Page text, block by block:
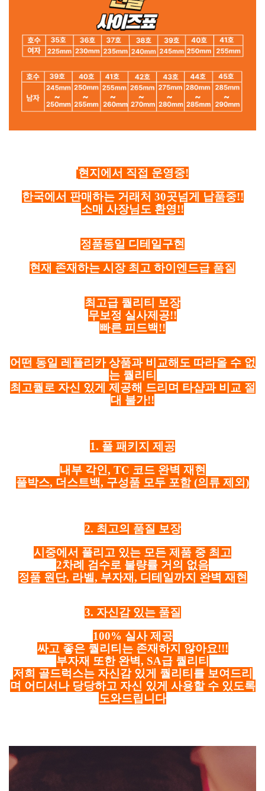
현지에서 직접 운영중!
한국에서 판매하는 거래처 30곳넘게 납품중!!
소매 사장님도 환영!!
정품동일 디테일구현
현재 존재하는 시장 최고 하이엔드급 품질
최고급 퀄리티 보장
무보정 실사제공!!
빠른 피드백!!
어떤 동일 레플리카 상품과 비교해도 따라올 수 없
는 퀄리티
최고퀄로 자신 있게 제공해 드리며 타샵과 비교 절
대 불가!!
1. 풀 패키지 제공
내부 각인, TC 코드 완벽 재현
풀박스, 더스트백, 구성품 모두 포함 (의류 제외)
2. 최고의 품질 보장
시중에서 풀리고 있는 모든 제품 중 최고
2차례 검수로 불량률 거의 없음
정품 원단, 라벨, 부자재, 디테일까지 완벽 재현
3. 자신감 있는 품질
100% 실사 제공
싸고 좋은 퀄리티는 존재하지 않아요!!!
부자재 또한 완벽, SA급 퀄리티
저희 골드럭스는 자신감 있게 퀄리티를 보여드리
며 어디서나 당당하고 자신 있게 사용할 수 있도록
도와드립니다